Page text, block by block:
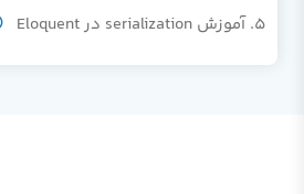
آموزش serialization در Eloquent